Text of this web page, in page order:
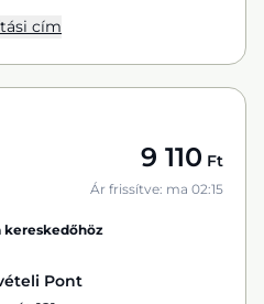
cím
9 110 Ft
Ár frissítve: ma 02:15
kereskedőhöz
Pont